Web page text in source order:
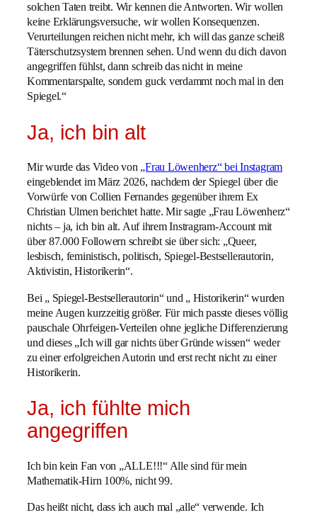
solchen Taten treibt. Wir kennen die Antworten. Wir wollen
keine Erklärungsversuche, wir wollen Konsequenzen.
Verurteilungen reichen nicht mehr, ich will das ganze scheiß
Täterschutzsystem brennen sehen. Und wenn du dich davon
angegriffen fühlst, dann schreib das nicht in meine
Kommentarspalte, sondern guck verdammt noch mal in den
Spiegel.“
Ja, ich bin alt
Mir wurde das Video von „Frau Löwenherz“ bei Instagram
eingeblendet im März 2026, nachdem der Spiegel über die
Vorwürfe von Collien Fernandes gegenüber ihrem Ex
Christian Ulmen berichtet hatte. Mir sagte „Frau Löwenherz“
nichts – ja, ich bin alt. Auf ihrem Instragram-Account mit
über 87.000 Followern schreibt sie über sich: „Queer,
lesbisch, feministisch, politisch, Spiegel-Bestsellerautorin,
Aktivistin, Historikerin“.
Bei „ Spiegel-Bestsellerautorin“ und „ Historikerin“ wurden
meine Augen kurzzeitig größer. Für mich passte dieses völlig
pauschale Ohrfeigen-Verteilen ohne jegliche Differenzierung
und dieses „Ich will gar nichts über Gründe wissen“ weder
zu einer erfolgreichen Autorin und erst recht nicht zu einer
Historikerin.
Ja, ich fühlte mich
angegriffen
Ich bin kein Fan von „ALLE!!!“ Alle sind für mein
Mathematik-Hirn 100%, nicht 99.
Das heißt nicht, dass ich auch mal „alle“ verwende. Ich